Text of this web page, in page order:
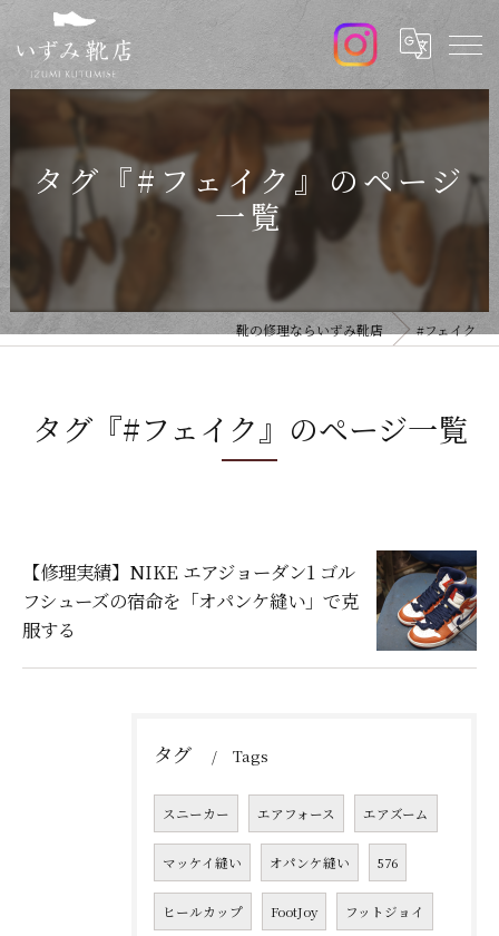
タグ『#フェイク』のページ
一覧
靴の修理ならいずみ靴店 #フェイク
タグ『#フェイク』のページ一覧
【修理実績】NIKE エアジョーダン1 ゴル
フシューズの宿命を「オパンケ縫い」で克
服する
タグ Tags
スニーカー エアフォース エアズーム
マッケイ縫い オパンケ縫い 576
ヒールカップ FootJoy フットジョイ